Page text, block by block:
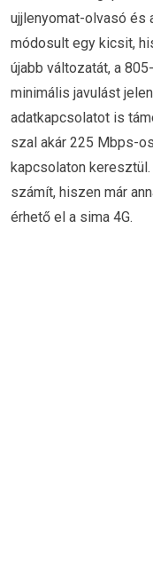
ujjlenyomat-olvasó és
módosult egy kicsit,
újabb változatát, a
minimális javulást
adatkapcsolatot is
szal akár 225 Mbps-
kapcsolaton
számít, hiszen már
érhető el a sima 4G.